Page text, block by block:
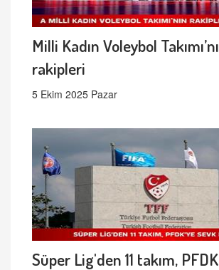
Milli Kadın Voleybol
rakipleri
5 Ekim 2025 Pazar
Süper Lig'den 11 takım,